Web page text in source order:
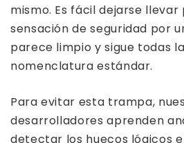
mismo. Es fácil dejarse
sensación de seguridad por
parece limpio y sigue todas
nomenclatura estándar.
Para evitar esta trampa,
desarrolladores aprenden
detectar los huecos lógicos